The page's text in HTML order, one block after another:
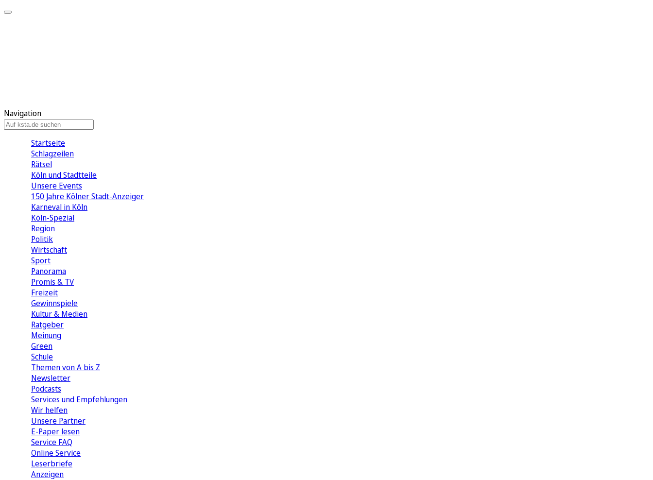
Navigation
Startseite
Schlagzeilen
Rätsel
Köln und Stadtteile
Unsere Events
150 Jahre Kölner Stadt-Anzeiger
Karneval in Köln
Köln-Spezial
Region
Politik
Wirtschaft
Sport
Panorama
Promis & TV
Freizeit
Gewinnspiele
Kultur & Medien
Ratgeber
Meinung
Green
Schule
Themen von A bis Z
Newsletter
Podcasts
Services und Empfehlungen
Wir helfen
Unsere Partner
E-Paper lesen
Service FAQ
Online Service
Leserbriefe
Anzeigen